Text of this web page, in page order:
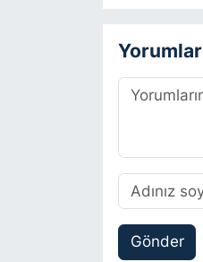
Yorumlar
Gönder